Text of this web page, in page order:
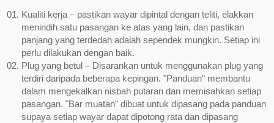
Kualiti kerja – pastikan wayar dipintal dengan teliti, elakkan
menindih satu pasangan ke atas yang lain, dan pastikan
panjang yang terdedah adalah sependek mungkin. Setiap ini
perlu dilakukan dengan baik.
Plug yang betul – Disarankan untuk menggunakan plug yang
terdiri daripada beberapa kepingan. "Panduan" membantu
dalam mengekalkan nisbah putaran dan memisahkan setiap
pasangan. "Bar muatan" dibuat untuk dipasang pada panduan
supaya setiap wayar dapat dipotong rata dan dipasang